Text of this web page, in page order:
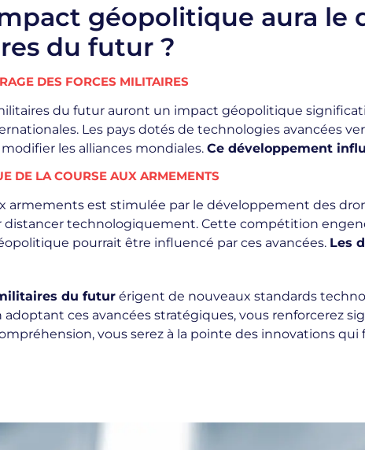
géopolitique aura le
du futur ?
DES FORCES MILITAIRES
du futur auront un impact géopolitique
Les pays dotés de technologies avancées
les alliances mondiales. Ce développement
DE LA COURSE AUX ARMEMENTS
armements est stimulée par le développement des
distancer technologiquement. Cette compétition
pourrait être influencé par ces avancées. Les
du futur érigent de nouveaux standards
adoptant ces avancées stratégiques, vous renforcerez
vous serez à la pointe des innovations qui